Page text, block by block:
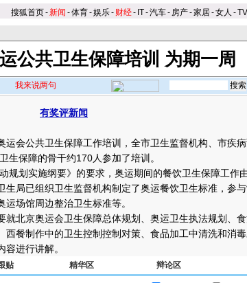
搜狐首页-新闻 -体育-娱乐- 财经- IT-汽车- 房产-家居-女人 -TV
公共卫生保障培训 为期一周
我来说两句
有奖评新闻
会公共卫生保障工作培训，全市卫生监督机构、市疾
生保障的骨干约170人参加了培训。
划实施纲要》的要求，奥运期间的餐饮卫生保障工作
生局已组织卫生监督机构制定了奥运餐饮卫生标准，参与
场馆周边整治卫生标准等。
北京奥运会卫生保障总体规划、奥运卫生执法规划、
西餐制作中的卫生控制控制对策、食品加工中清洗和消
进行讲解。
贴 精华区 辩论区